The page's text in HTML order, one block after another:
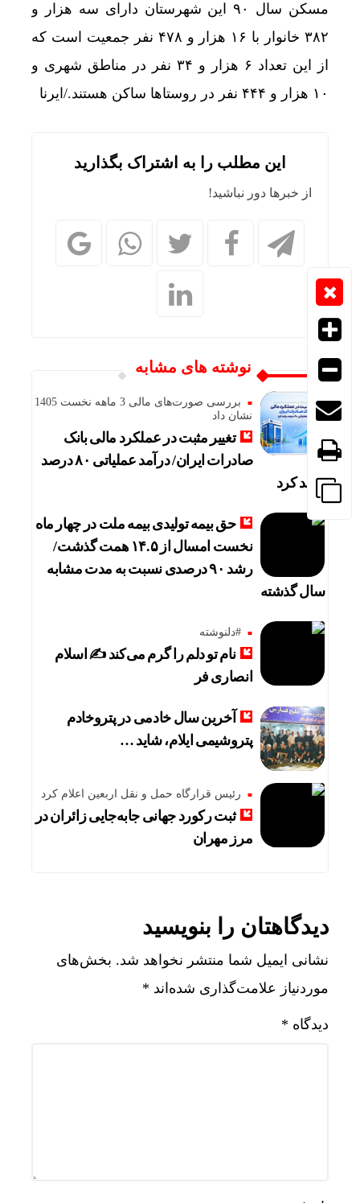
مسکن سال ۹۰ این شهرستان دارای سه هزار و
۳۸۲ خانوار با ۱۶ هزار و ۴۷۸ نفر جمعیت است که
از این تعداد ۶ هزار و ۳۴ نفر در مناطق شهری و
۱۰ هزار و ۴۴۴ نفر در روستاها ساکن هستند./ایرنا
این مطلب را به اشتراک بگذارید
از خبرها دور نباشید!
نوشته های مشابه
بررسی صورت‌های مالی 3 ماهه نخست 1405
نشان داد
تغییر مثبت در عملکرد مالی بانک
صادرات ایران/ درآمد عملیاتی ۸۰ درصد
رشد کرد
حق بیمه تولیدی بیمه ملت در چهار ماه
نخست امسال از ۱۴.۵ همت گذشت/
رشد ۹۰ درصدی نسبت به مدت مشابه
سال گذشته
#دلنوشته
نام تو دلم را گرم می‌کند ✍️ اسلام
انصاری فر
آخرین سال خادمی در پتروخادم
پتروشیمی ایلام، شاید …
رئیس قرارگاه حمل و نقل اربعین اعلام کرد
ثبت رکورد جهانی جابه‌جایی زائران در
مرز مهران
دیدگاهتان را بنویسید
نشانی ایمیل شما منتشر نخواهد شد. بخش‌های
موردنیاز علامت‌گذاری شده‌اند *
دیدگاه *